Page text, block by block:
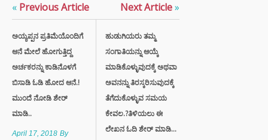
« Previous Article
ಅಯ್ಯಪ್ಪನ ಪ್ರತಿಮೆಯೊಂದಿಗೆ
ಆನೆ ಮೇಲೆ ಹೋಗುತ್ತಿದ್ದ
ಅರ್ಚಕರನ್ನು ಕಾಡಿನೊಳಗೆ
ಬಿಸಾಡಿ ಓಡಿ ಹೋದ ಆನೆ.!
ಮುಂದೆ ನೋಡಿ ಶೇರ್
ಮಾಡಿ..
April 17, 2018 By
Next Article»
ಹುಡುಗಿಯರು ತಮ್ಮ
ಸಂಗಾತಿಯನ್ನು ಆಯ್ಕೆ
ಮಾಡಿಕೊಳ್ಳುವುದಕ್ಕೆ ಅಥವಾ
ಅವನನ್ನು ತಿರಸ್ಕರಿಸುವುದಕ್ಕೆ
ತೆಗೆದುಕೊಳ್ಳುವ ಸಮಯ
ಕೇವಲ.?ತಿಳಿಯಲು ಈ
ಲೇಖನ ಓದಿ ಶೇರ್ ಮಾಡಿ...